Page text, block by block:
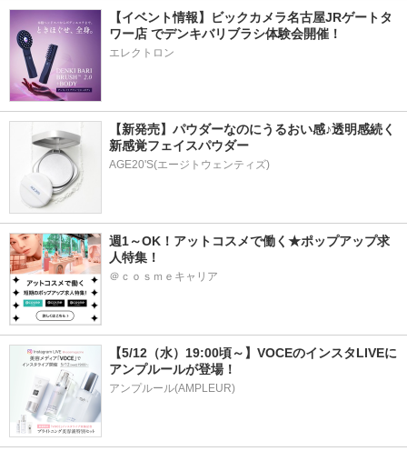
【イベント情報】ビックカメラ名古屋JRゲートタ
ワー店 でデンキバリブラシ体験会開催！
エレクトロン
【新発売】パウダーなのにうるおい感♪透明感続く
新感覚フェイスパウダー
AGE20'S(エージトウェンティズ)
週1～OK！アットコスメで働く★ポップアップ求
人特集！
＠ｃｏｓｍｅキャリア
【5/12（水）19:00頃～】VOCEのインスタLIVEに
アンプルールが登場！
アンプルール(AMPLEUR)